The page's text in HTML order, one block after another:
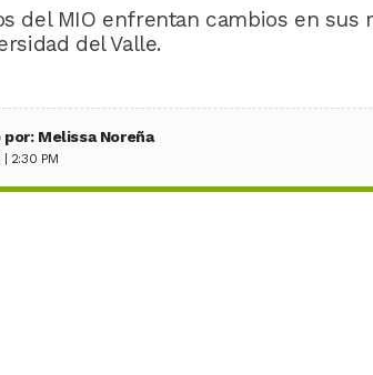
del MIO enfrentan cambios en
del Valle.
por: Melissa Noreña
2:30 PM